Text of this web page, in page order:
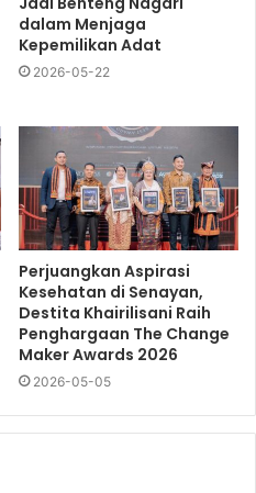
dalam Menjaga
Kepemilikan Adat
2026-05-22
Perjuangkan Aspirasi
Kesehatan di Senayan,
Destita Khairilisani Raih
Penghargaan The Change
Maker Awards 2026
2026-05-05